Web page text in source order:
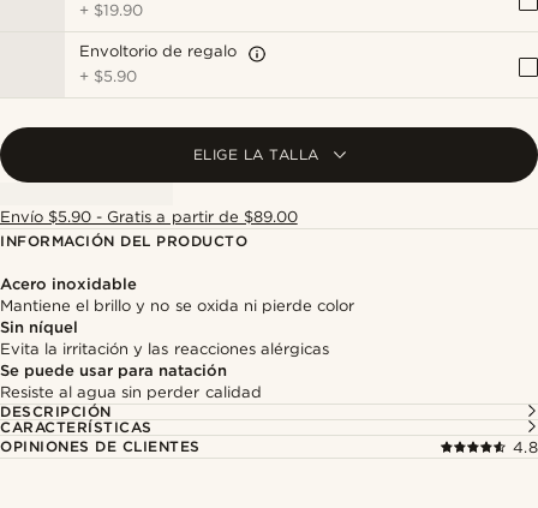
+ $19.90
Envoltorio de regalo
+ $5.90
ELIGE LA TALLA
Envío $5.90 - Gratis a partir de $89.00
INFORMACIÓN DEL PRODUCTO
Acero inoxidable
Mantiene el brillo y no se oxida ni pierde color
Sin níquel
Evita la irritación y las reacciones alérgicas
Se puede usar para natación
Resiste al agua sin perder calidad
DESCRIPCIÓN
CARACTERÍSTICAS
OPINIONES DE CLIENTES
4.8